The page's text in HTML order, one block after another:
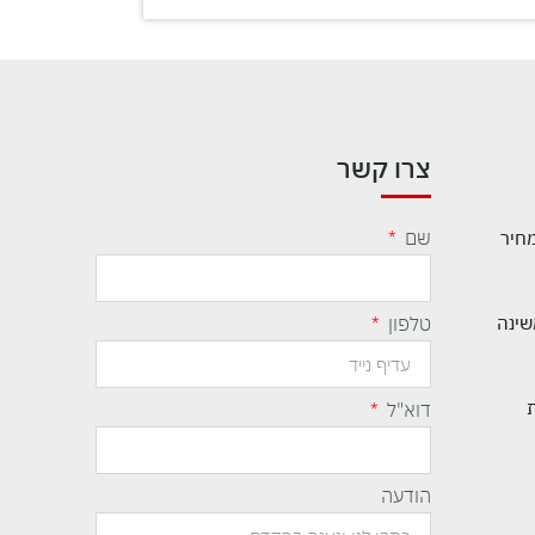
צרו קשר
שם
טלפון
דוא"ל
הודעה